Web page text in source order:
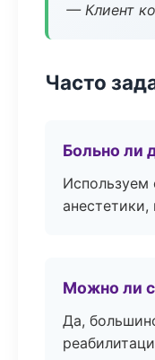
— Клиент
Часто
Больно ли
Используем
Можно ли
Да,